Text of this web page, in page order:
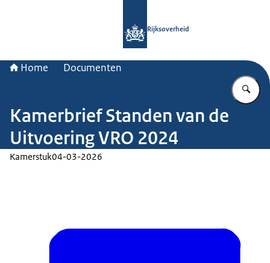
Rijksoverheid
Home Documenten
Kamerbrief Standen van de
Uitvoering VRO 2024
Kamerstuk04-03-2026